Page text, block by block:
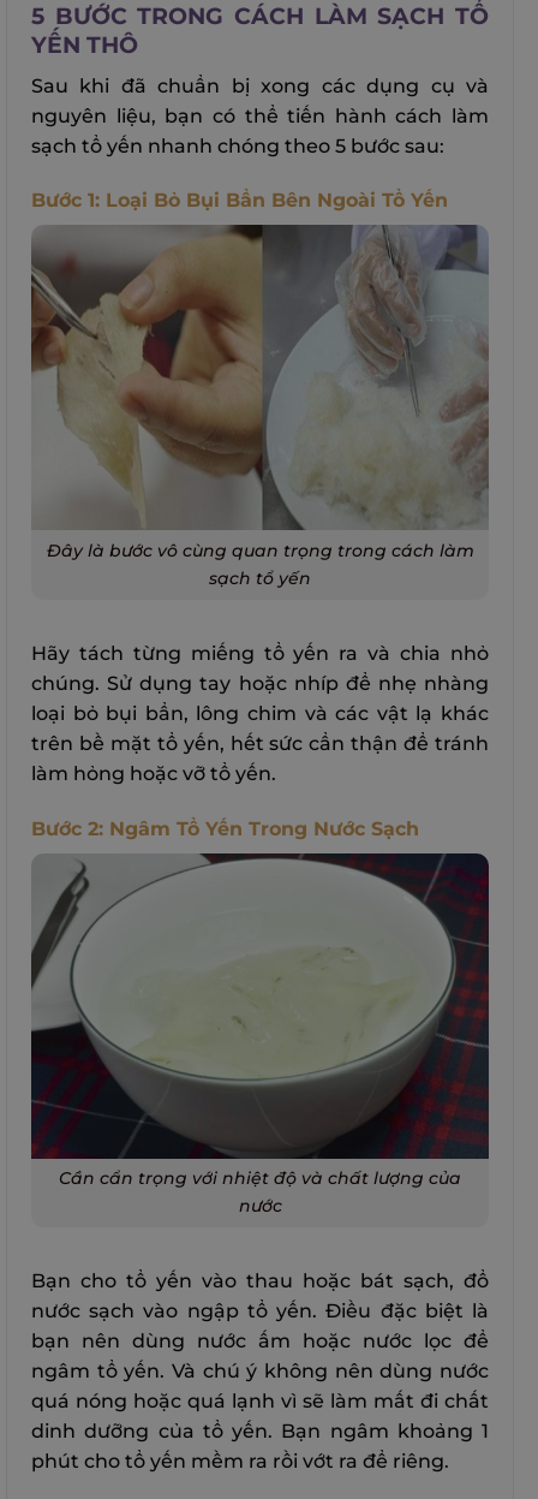
5 BƯỚC TRONG CÁCH LÀM SẠCH TỔ
YẾN THÔ
Sau khi đã chuẩn bị xong các dụng cụ và
nguyên liệu, bạn có thể tiến hành cách làm
sạch tổ yến nhanh chóng theo 5 bước sau:
Bước 1: Loại Bỏ Bụi Bẩn Bên Ngoài Tổ Yến
Đây là bước vô cùng quan trọng trong cách làm
sạch tổ yến
Hãy tách từng miếng tổ yến ra và chia nhỏ
chúng. Sử dụng tay hoặc nhíp để nhẹ nhàng
loại bỏ bụi bẩn, lông chim và các vật lạ khác
trên bề mặt tổ yến, hết sức cẩn thận để tránh
làm hỏng hoặc vỡ tổ yến.
Bước 2: Ngâm Tổ Yến Trong Nước Sạch
Cần cẩn trọng với nhiệt độ và chất lượng của
nước
Bạn cho tổ yến vào thau hoặc bát sạch, đổ
nước sạch vào ngập tổ yến. Điều đặc biệt là
bạn nên dùng nước ấm hoặc nước lọc để
ngâm tổ yến. Và chú ý không nên dùng nước
quá nóng hoặc quá lạnh vì sẽ làm mất đi chất
dinh dưỡng của tổ yến. Bạn ngâm khoảng 1
phút cho tổ yến mềm ra rồi vớt ra để riêng.